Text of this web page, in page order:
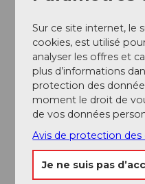
Informations
Seetal Tourismus
Niederlenzerstrasse 25
5600 Lenzburg
info@seetaltourismus.ch
www.seetaltourismus.ch
Sur ce site internet, le
cookies, est utilisé
analyser les offres et
plus d’informations
protection des
moment le droit de
de vos données
Avis de protection des
Je ne suis pas